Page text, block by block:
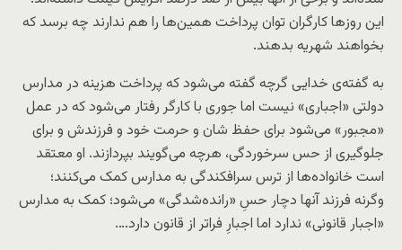
این روزها کارگران توان پرداخت همین‌ها را هم ندارند چه برسد که
بخواهند شهریه بدهند.
به گفته‌ی خدایی گرچه گفته می‌شود که پرداخت هزینه در مدارس
دولتی «اجباری» نیست اما جوری با کارگر رفتار می‌شود که در عمل
«مجبور» می‌شود برای حفظ شان و حرمت خود و فرزندش و برای
جلوگیری از حس سرخوردگی، هرچه می‌گویند بپردازند. او معتقد
است خانواده‌ها از ترس سرافکندگی به مدارس کمک می‌کنند؛
وگرنه فرزند آنها دچار حسِ «رانده‌شدگی» می‌شود؛ کمک به مدارس
«اجبار قانونی» ندارد اما اجبارِ فراتر از قانون دارد….